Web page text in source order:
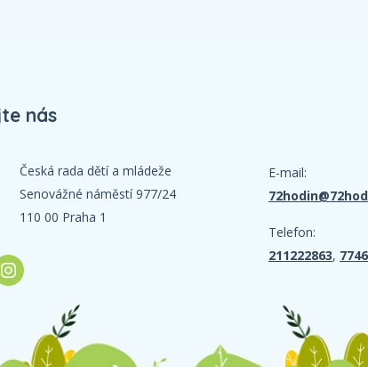
nás
Česká rada dětí a mládeže
Senovážné náměstí 977/24
110 00 Praha 1
E-mail:
Telefon:
211222863,